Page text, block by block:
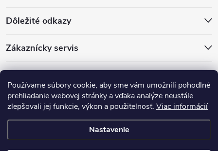
Používame súbory cookie, aby sme vám umožnili pohodlné
prehliadanie webovej stránky a vďaka analýze neustále
zlepšovali jej funkcie, výkon a použiteľnosť. Viac informácií
Nastavenie
e
Dôležité odkazy
Zákaznícky servis